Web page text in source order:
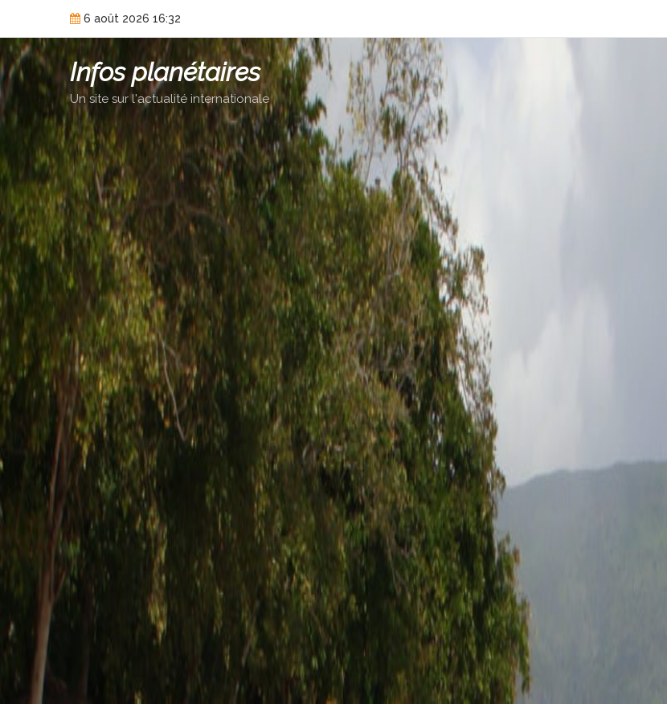
content
6 août 2026 16:32
Infos planétaires
Un site sur l'actualité internationale